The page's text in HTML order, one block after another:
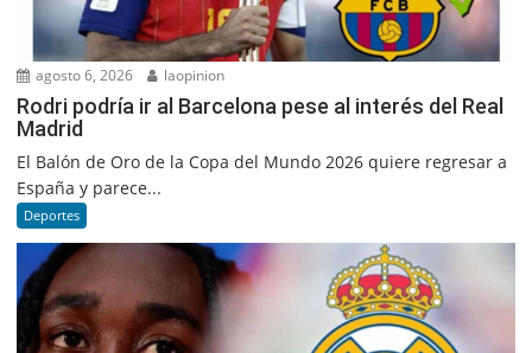
agosto 6, 2026 laopinion
Rodri podría ir al Barcelona pese al interés del Real
Madrid
El Balón de Oro de la Copa del Mundo 2026 quiere regresar a
España y parece...
Deportes